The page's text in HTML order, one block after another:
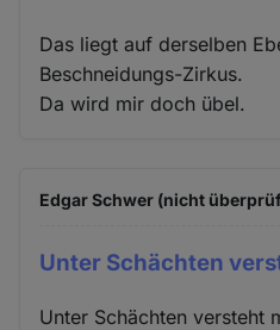
Das liegt auf derselben
Beschneidungs-Zirkus.
Da wird mir doch übel.
Edgar Schwer (nicht
Unter Schächten
Unter Schächten versteht